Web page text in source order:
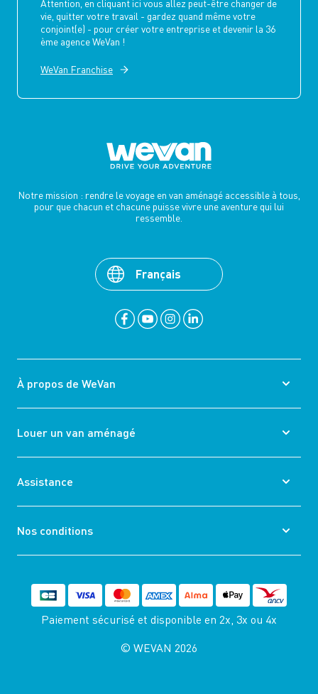
Attention, en cliquant ici vous allez peut-être changer de
vie, quitter votre travail - gardez quand même votre
conjoint(e) - pour créer votre entreprise et devenir la 36
ème agence WeVan !
WeVan Franchise
Notre mission : rendre le voyage en van aménagé accessible à tous,
pour que chacun et chacune puisse vivre une aventure qui lui
ressemble.
À propos de WeVan
Louer un van aménagé
Assistance
Nos conditions
Français
Paiement sécurisé et disponible en 2x, 3x ou 4x
© WEVAN 2026